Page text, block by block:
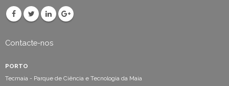
Contacte-nos
PORTO
Tecmaia - Parque de Ciência e Tecnologia da Maia